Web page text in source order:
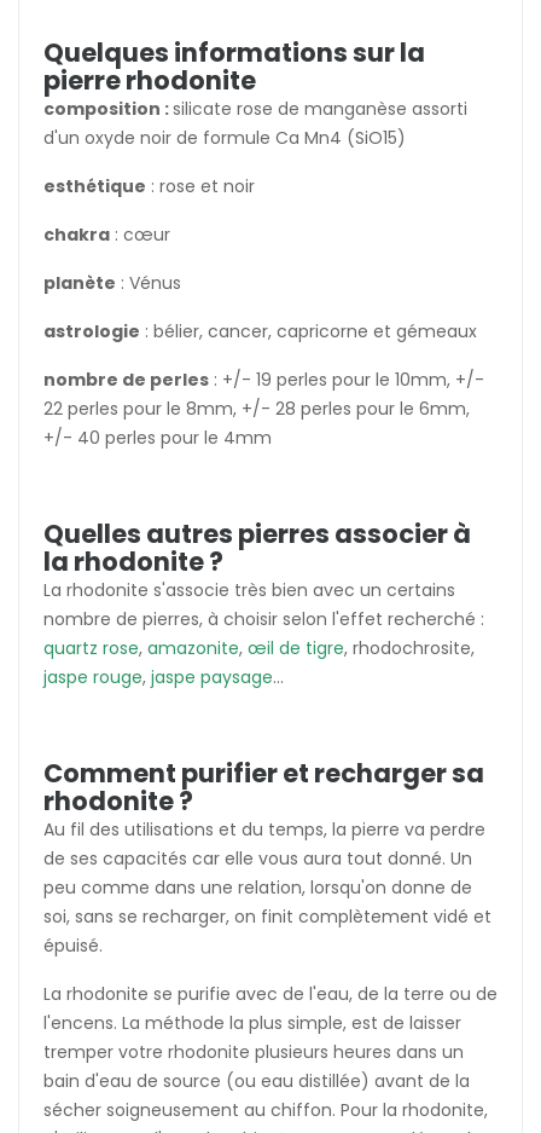
Quelques informations sur la
pierre rhodonite
composition :silicate rose de manganèse assorti
d'un oxyde noir de formule Ca Mn4 (SiO15)
esthétique : rose et noir
chakra : cœur
planète : Vénus
astrologie : bélier, cancer, capricorne et gémeaux
nombre de perles : +/- 19 perles pour le 10mm, +/-
22 perles pour le 8mm, +/- 28 perles pour le 6mm,
+/- 40 perles pour le 4mm
Quelles autres pierres associer à
la rhodonite ?
La rhodonite s'associe très bien avec un certains
nombre de pierres, à choisir selon l'effet recherché :
quartz rose, amazonite, œil de tigre, rhodochrosite,
jaspe rouge, jaspe paysage...
Comment purifier et recharger sa
rhodonite ?
Au fil des utilisations et du temps, la pierre va perdre
de ses capacités car elle vous aura tout donné. Un
peu comme dans une relation, lorsqu'on donne de
soi, sans se recharger, on finit complètement vidé et
épuisé.
La rhodonite se purifie avec de l'eau, de la terre ou de
l'encens. La méthode la plus simple, est de laisser
tremper votre rhodonite plusieurs heures dans un
bain d'eau de source (ou eau distillée) avant de la
sécher soigneusement au chiffon. Pour la rhodonite,